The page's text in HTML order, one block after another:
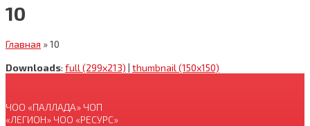
10
Главная »10
Downloads: full (299x213) | thumbnail (150x150)
ЧОО «ПАЛЛАДА» ЧОП
«ЛЕГИОН» ЧОО «РЕСУРС»